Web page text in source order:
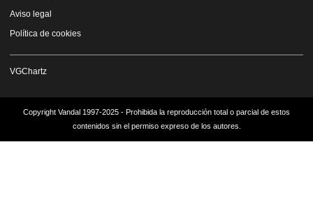
Aviso legal
Política de cookies
VGChartz
Copyright Vandal 1997-2025 - Prohibida la reproducción total o parcial de estos
contenidos sin el permiso expreso de los autores.